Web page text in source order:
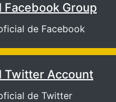
Facebook Group
de Facebook
Twitter Account
de Twitter